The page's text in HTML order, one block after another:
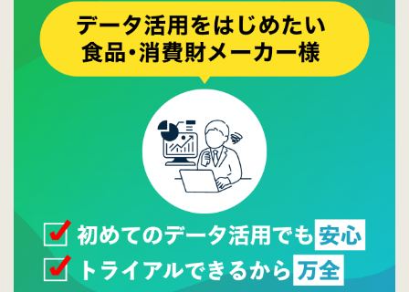
ご覧ください。
2015/10/19
ウレコンのサイト機能を大幅バージョンアッ
プ。詳細はこちら。⇒告知ページへ
2015/09/28
ウレコンが機能拡充し、サイトリニューアル
しました。⇒
ウレコンFacebook
Facebookページを開設しました。詳細は
ら。
ウレコンサイトリリースしました。